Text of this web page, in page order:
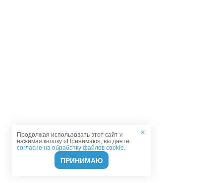
Продолжая использовать этот сайт и
нажимая кнопку «Принимаю», вы даете
согласие на обработку файлов cookie.
ПРИНИМАЮ